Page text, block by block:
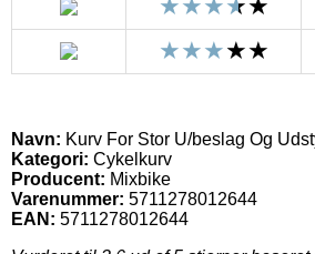
Navn: Kurv For Stor U/beslag Og
Kategori: Cykelkurv
Producent: Mixbike
Varenummer: 5711278012644
EAN: 5711278012644